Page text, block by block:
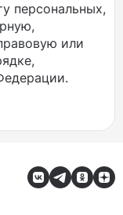
персональных,
или